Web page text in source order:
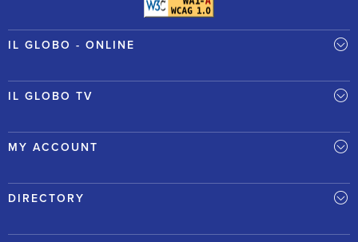
IL GLOBO - ONLINE
IL GLOBO TV
MY ACCOUNT
DIRECTORY